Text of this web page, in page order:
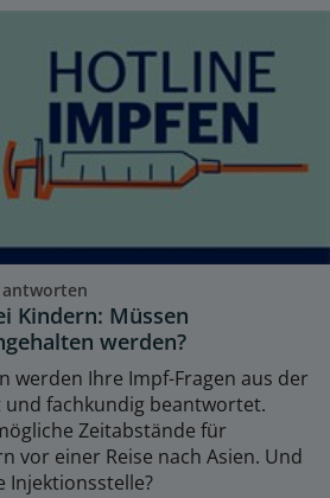
antworten
Kindern: Müssen
werden?
werden Ihre Impf-Fragen aus der
und fachkundig beantwortet.
Zeitabstände für
vor einer Reise nach Asien. Und
Injektionsstelle?